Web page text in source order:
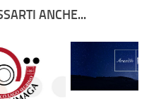
ANCHE...